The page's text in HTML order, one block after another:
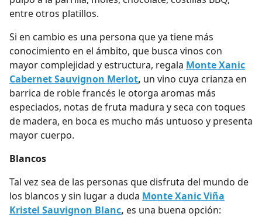
entre otros platillos.
Si en cambio es una persona que ya tiene más
conocimiento en el ámbito, que busca vinos con
mayor complejidad y estructura, regala Monte Xanic
Cabernet Sauvignon Merlot, un vino cuya crianza en
barrica de roble francés le otorga aromas más
especiados, notas de fruta madura y seca con toques
de madera, en boca es mucho más untuoso y presenta
mayor cuerpo.
Blancos
Tal vez sea de las personas que disfruta del mundo de
los blancos y sin lugar a duda Monte Xanic Viña
Kristel Sauvignon Blanc, es una buena opción: